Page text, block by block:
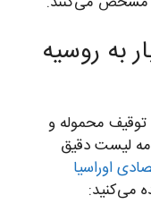
به روسیه
توقیف محموله و
لیست دقیق
اوراسیا
می‌کنید: